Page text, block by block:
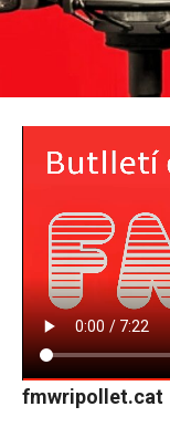
fmwripollet.cat